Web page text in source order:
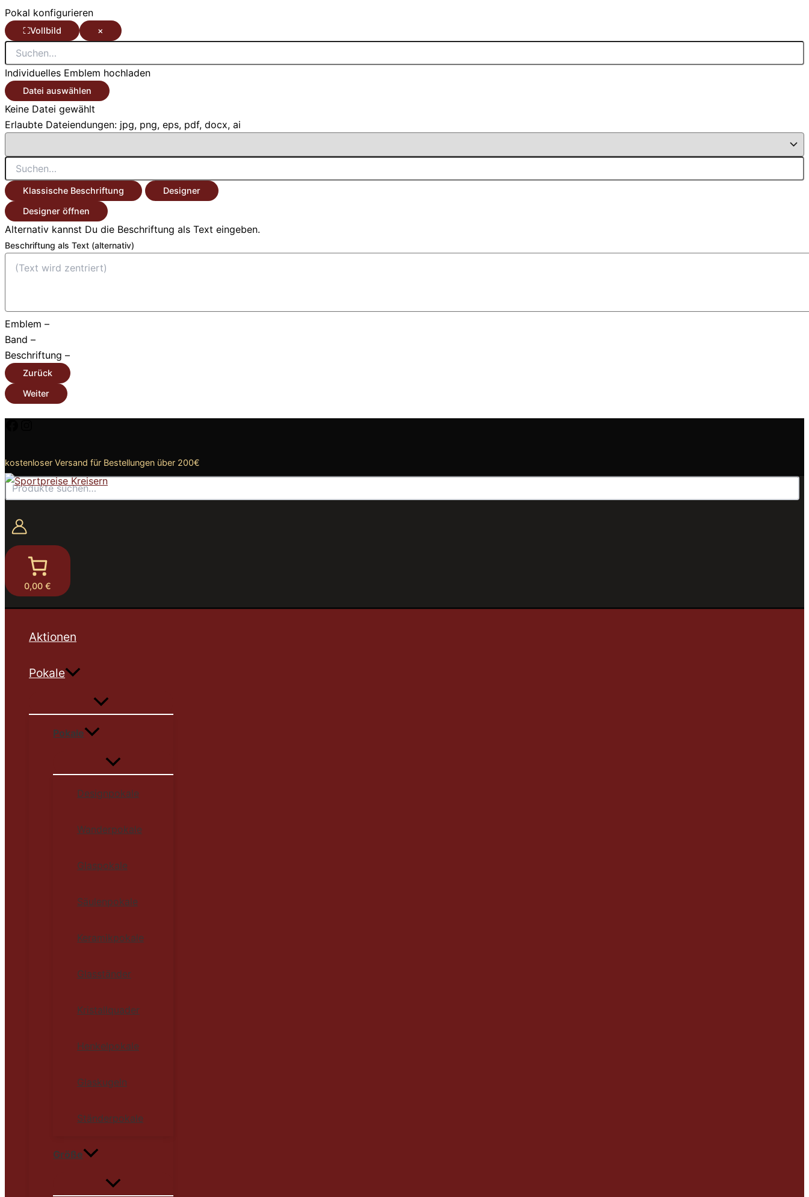
Pokal konfigurieren
⛶Vollbild ×
Individuelles Emblem hochladen
Datei auswählen
Keine Datei gewählt
Erlaubte Dateiendungen: jpg, png, eps, pdf, docx, ai
Klassische Beschriftung
Designer
Designer öffnen
Alternativ kannst Du die Beschriftung als Text eingeben.
Beschriftung als Text (alternativ)
Emblem –
Band –
Beschriftung –
Zurück
Weiter
Facebook
Instagram
kostenloser Versand für Bestellungen über 200€
Suchen
0,00 €
Aktionen
Pokale
Pokale
Designpokale
Wanderpokale
Glaspokale
Säulenpokale
Keramikpokale
Glasständer
Kristallquader
Henkelpokale
Glaskugeln
Ständerpokale
Größe